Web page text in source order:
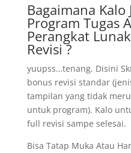
Bagaimana
Program Tugas
Perangkat
Revisi ?
yuupss…tenang. Disini
bonus revisi standar
tampilan yang tidak
untuk program). Kalo
full revisi sampe selesai.
Bisa Tatap Muka Atau